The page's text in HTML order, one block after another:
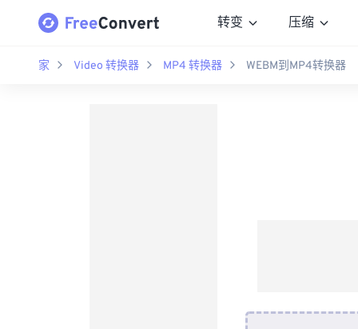
转变 压缩
家 Video 转换器 MP4 转换器 WEBM到MP4转换器